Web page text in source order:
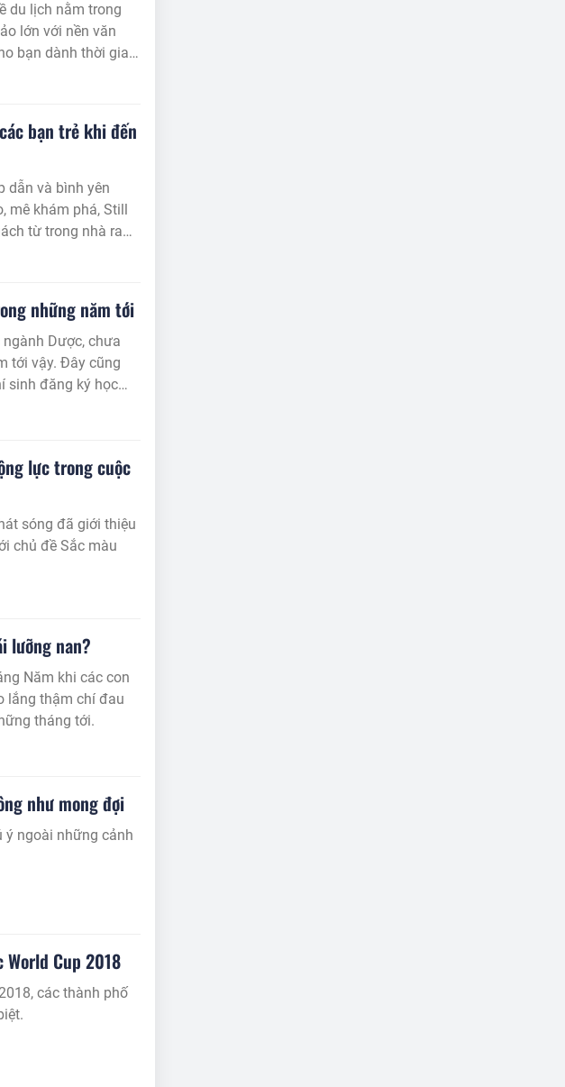
du lịch nằm trong
lớn với nền văn
bạn dành thời gian
bạn trẻ khi đến
dẫn và bình yên
mê khám phá, Still
từ trong nhà ra
những năm tới
Dược, chưa
tới vậy. Đây cũng
sinh đăng ký học
lực trong cuộc
sóng đã giới thiệu
chủ đề Sắc màu
lưỡng nan?
Năm khi các con
lắng thậm chí đau
tháng tới.
như mong đợi
ý ngoài những cảnh
World Cup 2018
các thành phố